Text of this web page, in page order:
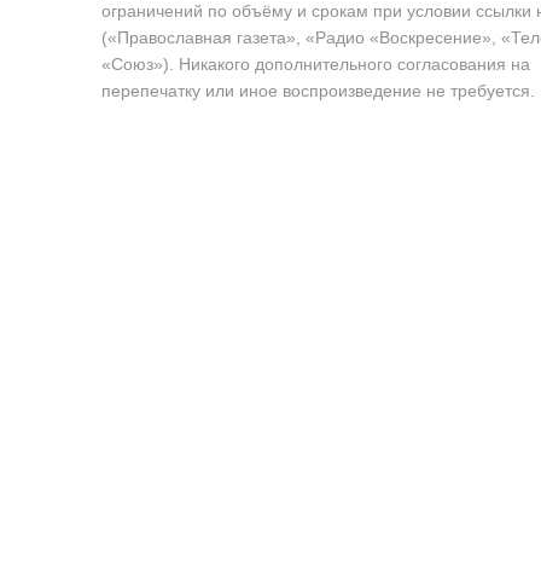
ограничений по объёму и срокам при условии ссылки
(«Православная газета», «Радио «Воскресение»,
«Союз»). Никакого дополнительного согласования на
перепечатку или иное воспроизведение не требуется.